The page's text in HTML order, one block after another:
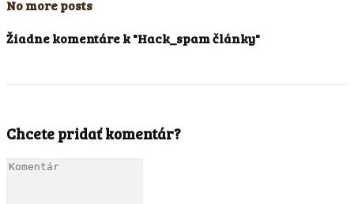
No more posts
Žiadne komentáre k "Hack_spam články"
Chcete pridať komentár?